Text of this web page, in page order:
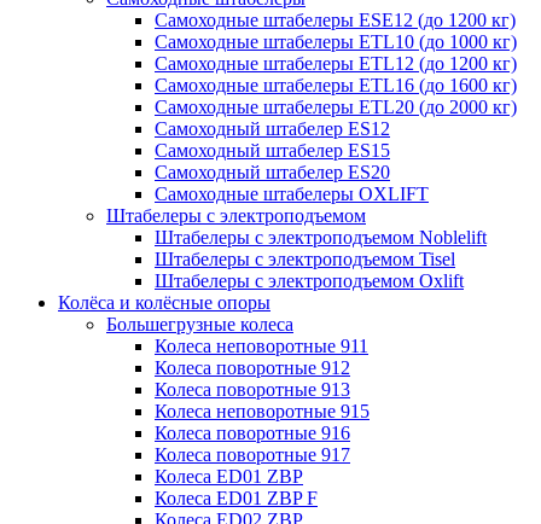
Самоходные штабелеры ESE12 (до 1200 кг)
Самоходные штабелеры ETL10 (до 1000 кг)
Самоходные штабелеры ETL12 (до 1200 кг)
Самоходные штабелеры ETL16 (до 1600 кг)
Самоходные штабелеры ETL20 (до 2000 кг)
Самоходный штабелер ES12
Самоходный штабелер ES15
Самоходный штабелер ES20
Самоходные штабелеры OXLIFT
Штабелеры с электроподъемом
Штабелеры с электроподъемом Noblelift
Штабелеры с электроподъемом Tisel
Штабелеры с электроподъемом Oxlift
Колёса и колёсные опоры
Большегрузные колеса
Колеса неповоротные 911
Колеса поворотные 912
Колеса поворотные 913
Колеса неповоротные 915
Колеса поворотные 916
Колеса поворотные 917
Колеса ED01 ZBP
Колеса ED01 ZBP F
Колеса ED02 ZBP